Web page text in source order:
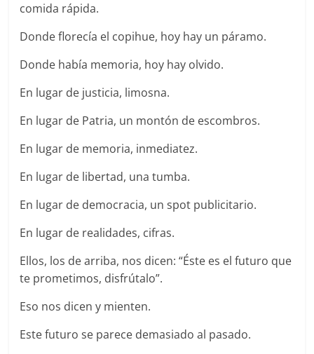
comida rápida.
Donde florecía el copihue, hoy hay un páramo.
Donde había memoria, hoy hay olvido.
En lugar de justicia, limosna.
En lugar de Patria, un montón de escombros.
En lugar de memoria, inmediatez.
En lugar de libertad, una tumba.
En lugar de democracia, un spot publicitario.
En lugar de realidades, cifras.
Ellos, los de arriba, nos dicen: “Éste es el futuro que
te prometimos, disfrútalo”.
Eso nos dicen y mienten.
Este futuro se parece demasiado al pasado.